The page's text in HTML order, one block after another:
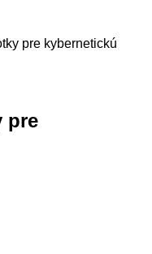
pre kybernetickú
pre